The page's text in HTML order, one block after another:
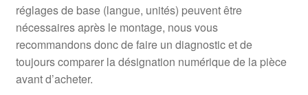
réglages de base (langue, unités) peuvent être
nécessaires après le montage, nous vous
recommandons donc de faire un diagnostic et de
toujours comparer la désignation numérique de la pièce
avant d’acheter.